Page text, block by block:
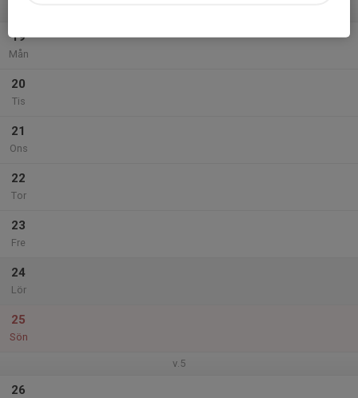
19
Mån
20
Tis
21
Ons
22
Tor
23
Fre
24
Lör
25
Sön
v.5
26